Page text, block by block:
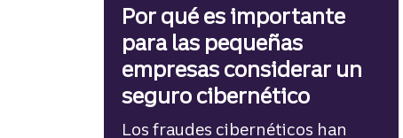
Por qué es importante
para las pequeñas
empresas considerar un
seguro cibernético
Los fraudes cibernéticos han